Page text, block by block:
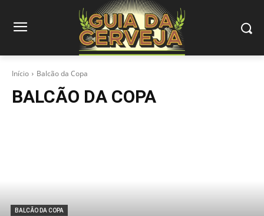
Início Balcão da Copa
BALCÃO DA COPA
BALCÃO DA COPA